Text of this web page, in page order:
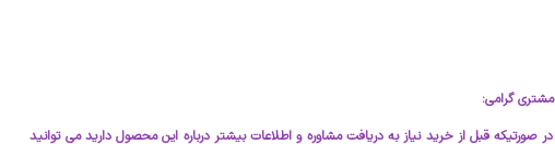
مشتری گرامی:
در صورتیکه قبل از خرید نیاز به دریافت مشاوره و اطلاعات بیشتر درباره این محصول دارید می توانید